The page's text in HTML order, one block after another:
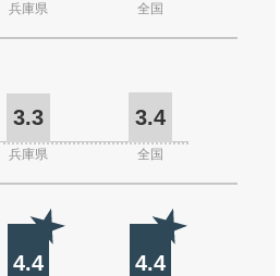
兵庫県 全国
3.3 3.4
兵庫県 全国
4.4 4.4